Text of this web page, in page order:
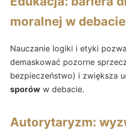
moralnej w debacie
Nauczanie logiki i etyki
demaskować pozorne
bezpieczeństwo) i zwiększa
sporów w debacie.
Autorytaryzm: